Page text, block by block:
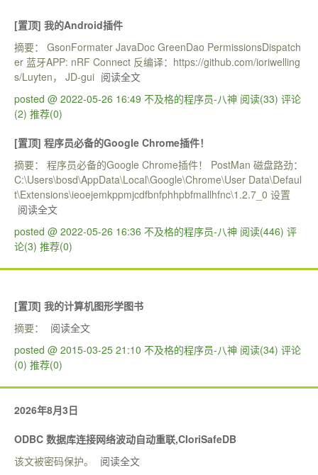
[置顶] 我的Android插件
摘要： GsonFormater JavaDoc GreenDao PermissionsDispatch
er 蓝牙APP: nRF Connect 反编译：https://github.com/ioriwelling
s/Luyten， JD-gui 阅读全文
posted @ 2022-05-26 16:49 不及格的程序员-八神 阅读(33) 评论
(2) 推荐(0)
[置顶] 程序员必备的Google Chrome插件！
摘要： 程序员必备的Google Chrome插件！ PostMan 磁盘路劲：
C:\Users\bosd\AppData\Local\Google\Chrome\User Data\Defaul
t\Extensions\ieoejemkppmjcdfbnfphhpbfmallhfnc\1.2.7_0 设置
阅读全文
posted @ 2022-05-26 16:36 不及格的程序员-八神 阅读(446) 评
论(3) 推荐(0)
[置顶] 我的计算机图形学图书
摘要：
阅读全文
posted @ 2015-03-25 21:10 不及格的程序员-八神 阅读(34) 评论
(0) 推荐(0)
2026年8月3日
ODBC 数据库连接网络波动自动重联,CIoriSafeDB
该文被密码保护。
阅读全文